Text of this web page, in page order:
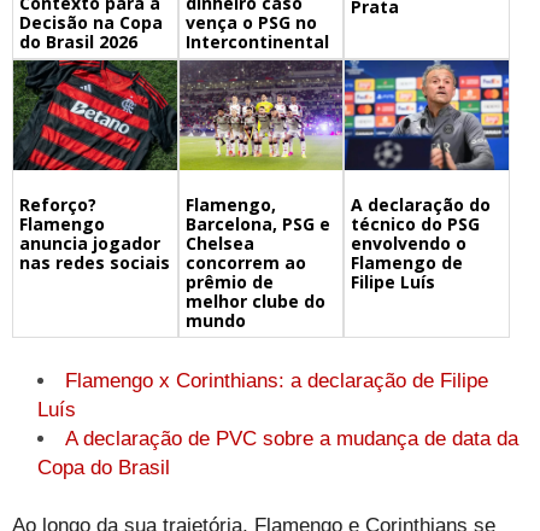
Decisão na Copa
do Brasil 2026
vença o PSG no
Intercontinental
Prata
Reforço?
Flamengo
anuncia jogador
nas redes sociais
Flamengo,
Barcelona, PSG e
Chelsea
concorrem ao
prêmio de
melhor clube do
mundo
A declaração do
técnico do PSG
envolvendo o
Flamengo de
Filipe Luís
Flamengo x Corinthians: a declaração de Filipe
Luís
A declaração de PVC sobre a mudança de data da
Copa do Brasil
Ao longo da sua trajetória, Flamengo e Corinthians se